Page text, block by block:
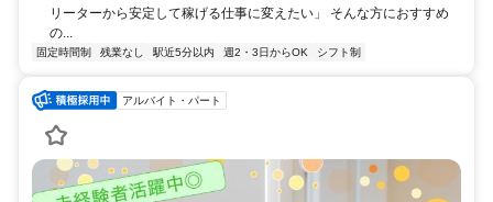
リーターから安定して稼げる仕事に変えたい」 そんな方におすすめ
の...
固定時間制 残業なし 駅近5分以内 週2・3日からOK シフト制
アルバイト・パート